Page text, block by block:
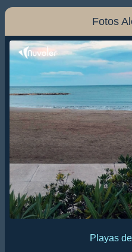
Fotos
Playas